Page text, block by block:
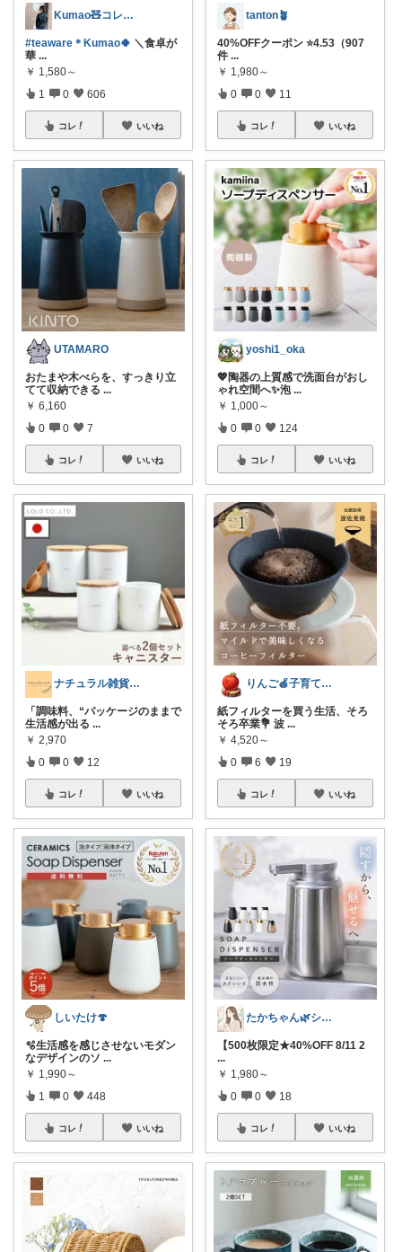
Kumao🧸コレクションみてね✨
#teaware＊Kumao🍀 ＼食卓が
華 ...
￥ 1,580～
1 0 606
コレ いいね
UTAMARO
おたまや木べらを、すっきり立
てて収納できる ...
￥ 6,160
0 0 7
コレ いいね
ナチュラル雑貨とカフェ空間 ☕️
「調味料、“パッケージのままで
生活感が出る ...
￥ 2,970
0 0 12
コレ いいね
しいたけ🍄
🫧生活感を感じさせないモダン
なデザインのソ ...
￥ 1,990～
1 0 448
コレ いいね
tanton🪴
40%OFFクーポン ⭐4.53（907
件 ...
￥ 1,980～
0 0 11
コレ いいね
yoshi1_oka
💖陶器の上質感で洗面台がおし
ゃれ空間へ✨泡 ...
￥ 1,000～
0 0 124
コレ いいね
りんご🍎子育てママの日用品
紙フィルターを買う生活、そろ
そろ卒業💐 波 ...
￥ 4,520～
0 6 19
コレ いいね
たかちゃん🌿シンプルで心地よい暮らし
【500枚限定★40%OFF 8/11 2
...
￥ 1,980～
0 0 18
コレ いいね